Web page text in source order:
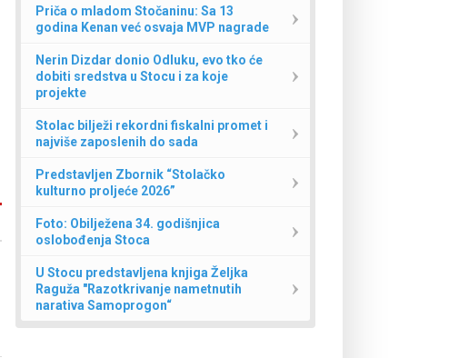
Priča o mladom Stočaninu: Sa 13
godina Kenan već osvaja MVP nagrade
Nerin Dizdar donio Odluku, evo tko će
dobiti sredstva u Stocu i za koje
projekte
Stolac bilježi rekordni fiskalni promet i
najviše zaposlenih do sada
Predstavljen Zbornik “Stolačko
kulturno proljeće 2026”
Foto: Obilježena 34. godišnjica
oslobođenja Stoca
U Stocu predstavljena knjiga Željka
Raguža "Razotkrivanje nametnutih
narativa Samoprogon“